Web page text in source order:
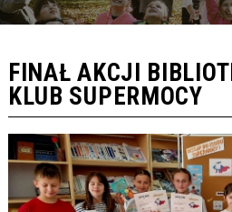
FINAŁ AKCJI
KLUB SUPERMOCY